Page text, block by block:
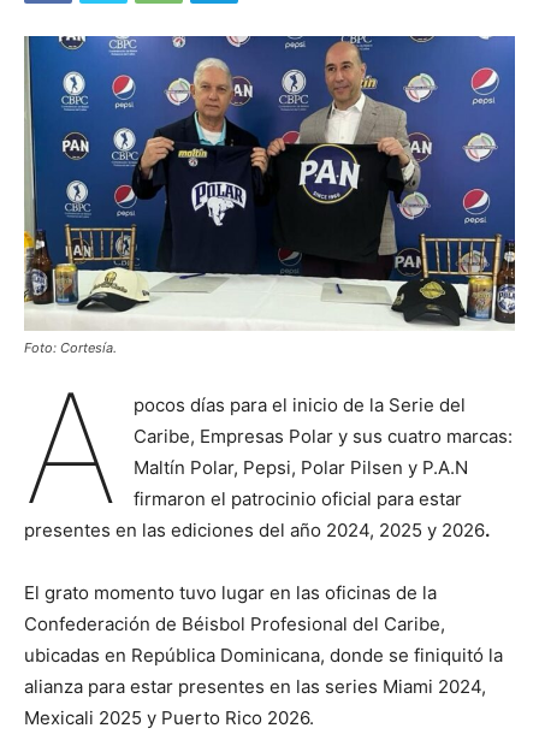
Foto: Cortesía.
A
pocos días para el inicio de la Serie del
Caribe, Empresas Polar y sus cuatro marcas:
Maltín Polar, Pepsi, Polar Pilsen y P.A.N
firmaron el patrocinio oficial para estar
presentes en las ediciones del año 2024, 2025 y 2026.
El grato momento tuvo lugar en las oficinas de la
Confederación de Béisbol Profesional del Caribe,
ubicadas en República Dominicana, donde se finiquitó la
alianza para estar presentes en las series Miami 2024,
Mexicali 2025 y Puerto Rico 2026.